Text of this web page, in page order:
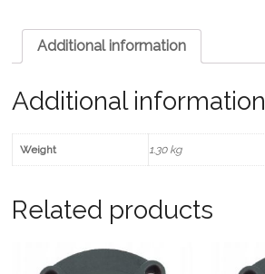
Additional information
Additional information
Weight 1.30 kg
Related products